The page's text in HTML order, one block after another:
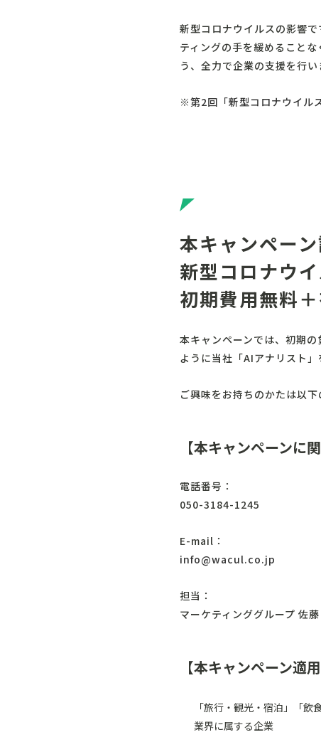
新型コロナウイルスの影響
ティングの手を緩めること
う、全力で企業の支援を行い
※第2回「新型コロナウイル
本キャンペー
新型コロナウ
初期費用無料
本キャンペーンでは、初期
ように当社「AIアナリスト
ご興味をお持ちのかたは以
【本キャンペーンに
電話番号：
050-3184-1245
E-mail：
info@wacul.co.jp
担当：
マーケティンググループ 佐藤
【本キャンペーン適用
「旅行・観光・宿泊」「
業界に属する企業